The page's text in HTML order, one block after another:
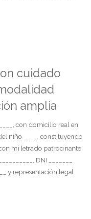
cuidado
amplia
con domicilio real en
niño ____, constituyendo
mi letrado patrocinante
DNI _______
y representación legal